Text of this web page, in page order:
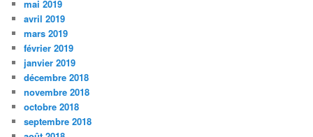
mai 2019
avril 2019
mars 2019
février 2019
janvier 2019
décembre 2018
novembre 2018
octobre 2018
septembre 2018